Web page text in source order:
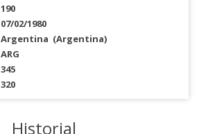
190
07/02/1980
Argentina (Argentina)
ARG
345
320
Historial